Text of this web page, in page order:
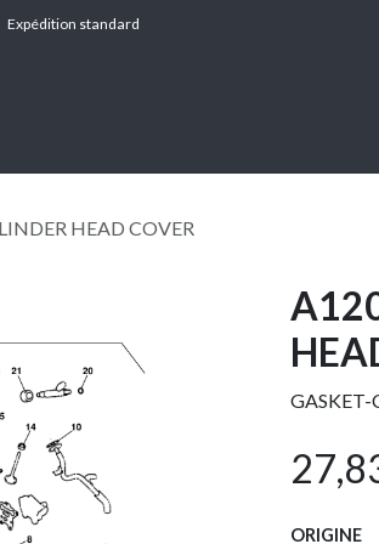
Expédition standard
HEAD COVER
GASKET-
ORIGINE